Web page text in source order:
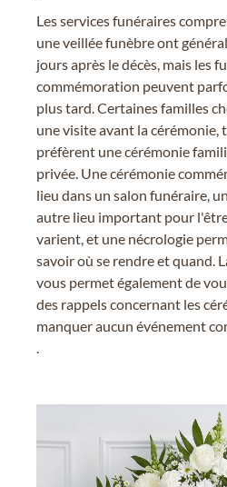
Les services funéraires
une veillée funèbre ont
jours après le décès, mais les
commémoration peuvent
plus tard. Certaines familles
une visite avant la cérémonie,
préfèrent une cérémonie
privée. Une cérémonie
lieu dans un salon funéraire,
autre lieu important pour
varient, et une nécrologie
savoir où se rendre et quand.
vous permet également de
des rappels concernant les
manquer aucun événement